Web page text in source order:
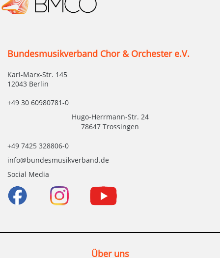
Bundesmusikverband Chor & Orchester e.V.
Karl-Marx-Str. 145
12043 Berlin
+49 30 60980781-0
Hugo-Herrmann-Str. 24
78647 Trossingen
+49 7425 328806-0
info@bundesmusikverband.de
Social Media
Über uns